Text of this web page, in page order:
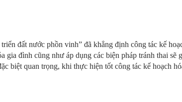
đất nước phồn vinh” đã khẳng định công tác kế
gia đình cũng như áp dụng các biện pháp tránh thai
biệt quan trọng, khi thực hiện tốt công tác kế hoạch